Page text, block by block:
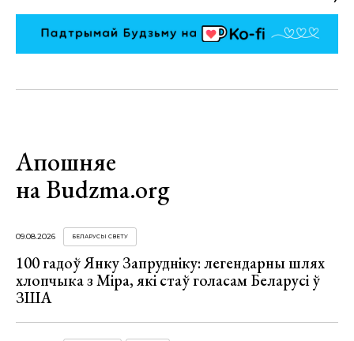
Апошняе
на Budzma.org
09.08.2026 БЕЛАРУСЫ СВЕТУ
100 гадоў Янку Запрудніку: легендарны шлях
хлопчыка з Міра, які стаў голасам Беларусі ў
ЗША